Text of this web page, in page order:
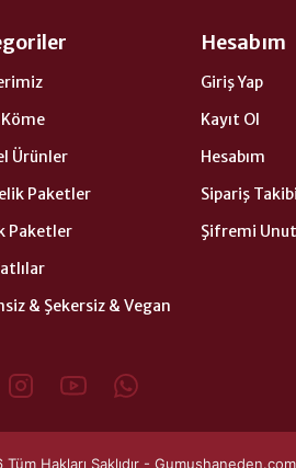
Ürünler
Paketler
Paketler
& Şekersiz & Vegan
Hesabım
Giriş Yap
Kayıt Ol
Hesabım
Sipariş Takibi
Şifremi
Hakları Saklıdır -